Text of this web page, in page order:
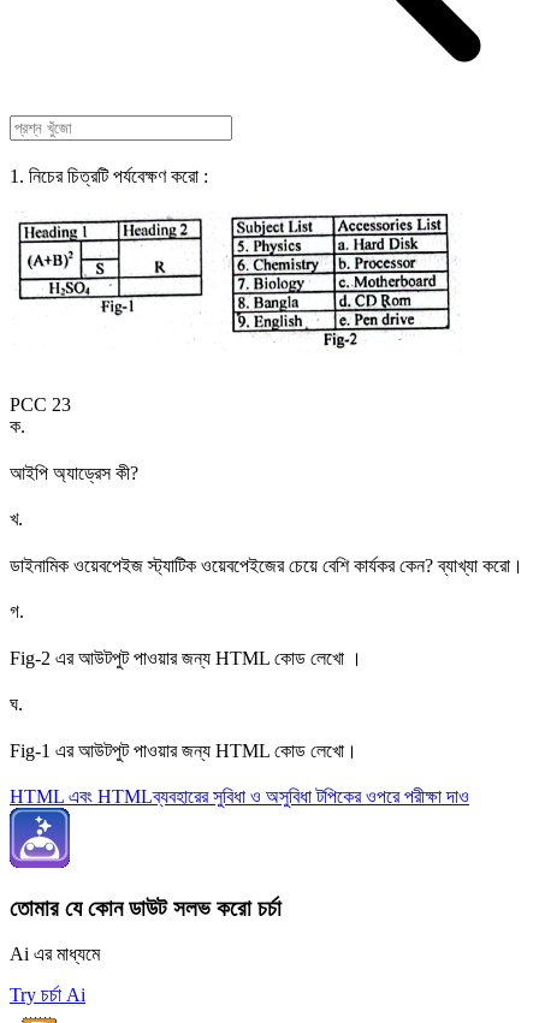
1. নিচের চিত্রটি পর্যবেক্ষণ করো :
PCC 23
ক.
আইপি অ্যাড্রেস কী?
খ.
ডাইনামিক ওয়েবপেইজ স্ট্যাটিক ওয়েবপেইজের চেয়ে বেশি কার্যকর কেন? ব্যাখ্যা করো।
গ.
Fig-2 এর আউটপুট পাওয়ার জন্য HTML কোড লেখো ।
ঘ.
Fig-1 এর আউটপুট পাওয়ার জন্য HTML কোড লেখো।
HTML এবং HTMLব্যবহারের সুবিধা ও অসুবিধা টপিকের ওপরে পরীক্ষা দাও
তোমার যে কোন ডাউট সলভ করো চর্চা
Ai এর মাধ্যমে
Try চর্চা Ai